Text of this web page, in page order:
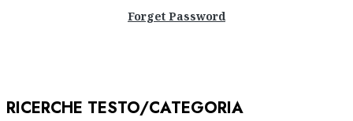
Forget Password
RICERCHE TESTO/CATEGORIA